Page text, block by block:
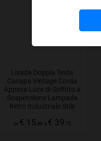
Lixada Doppia Teste
Canapa Vintage Corda
Appesa Luce di Soffitto a
Sospensione Lampada
Retro Industriale Stile
Bar Cafe Senza
da € 15 ,46 a € 39 ,75